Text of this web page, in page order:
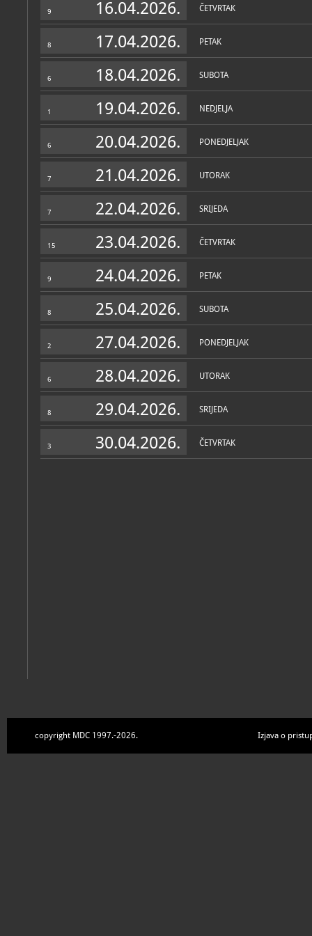
9 16.04.2026. ČETVRTAK
8 17.04.2026. PETAK
6 18.04.2026. SUBOTA
1 19.04.2026. NEDJELJA
6 20.04.2026. PONEDJELJAK
7 21.04.2026. UTORAK
7 22.04.2026. SRIJEDA
15 23.04.2026. ČETVRTAK
9 24.04.2026. PETAK
8 25.04.2026. SUBOTA
2 27.04.2026. PONEDJELJAK
6 28.04.2026. UTORAK
8 29.04.2026. SRIJEDA
3 30.04.2026. ČETVRTAK
Muzej u fondovima MDC-a
Plakatoteka (3)
Katalog knjižnice(6)
Plakati - svjedoci vremena: Vrpolje u drugoj polovici 20.
Vrpolje, Spomen galerija Ivana Meštrovića, 2023
Plakati iz fonda Atelijera Meštrović: Spomen galerija Ivana
Vrpolje, Spomen galerija Ivana Meštrovića, 2014
copyright MDC 1997.-2026. Izjava o